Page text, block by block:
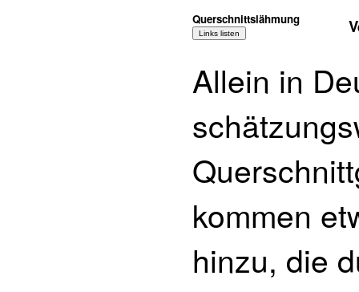
Querschnittslähmung
Allein in
kommen
hinzu, die